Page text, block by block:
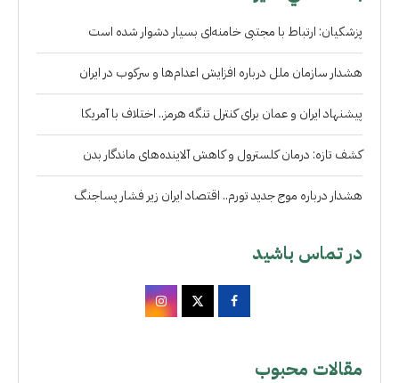
پزشکیان: ارتباط با مجتبی خامنه‌ای بسیار دشوار شده است
هشدار سازمان ملل درباره افزایش اعدام‌ها و سرکوب در ایران
پیشنهاد ایران و عمان برای کنترل تنگه هرمز.. اختلاف با آمریکا
کشف تازه: درمان کلسترول و کاهش آلاینده‌های ماندگار بدن
هشدار درباره موج جدید تورم.. اقتصاد ایران زیر فشار پساجنگ
در تماس باشید
مقالات محبوب